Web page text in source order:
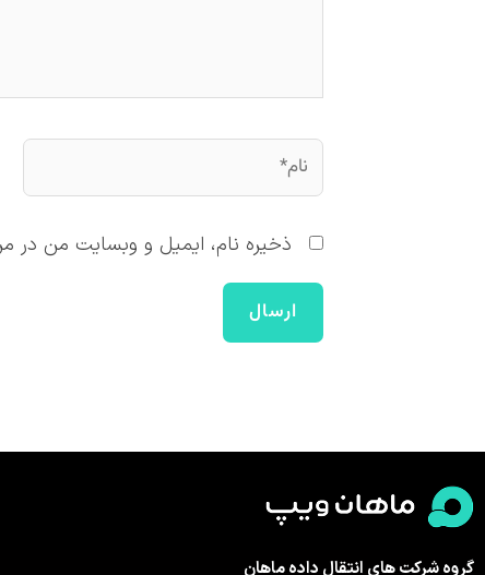
نام*
ذخیره نام، ایمیل و وبسایت من در
گروه شرکت های انتقال داده ماهان